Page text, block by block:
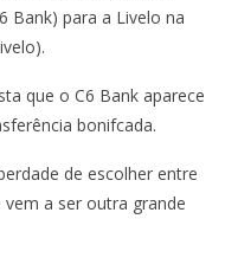
Bank) para a Livelo na
que o C6 Bank aparece
bonifcada.
de escolher entre
a ser outra grande